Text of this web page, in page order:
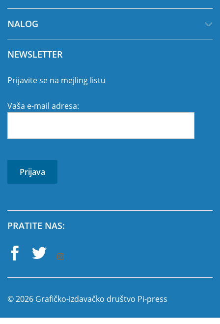
NALOG
NEWSLETTER
Prijavite se na mejling listu
Vaša e-mail adresa:
PRATITE NAS:
© 2026 Grafičko-izdavačko društvo Pi-press